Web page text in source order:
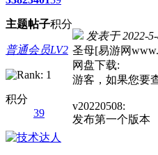
主题帖子积分
普通会员LV2
积分
39
发表于 2022-
圣母[易游网
网盘下载:
游客，如果您要
v20220508:
发布第一个版本